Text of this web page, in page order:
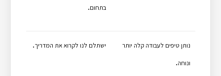
בתחום.
נותן טיפים לעבודה קלה יותר
ונוחה.
ישתלם לנו לקרוא את המדריך.